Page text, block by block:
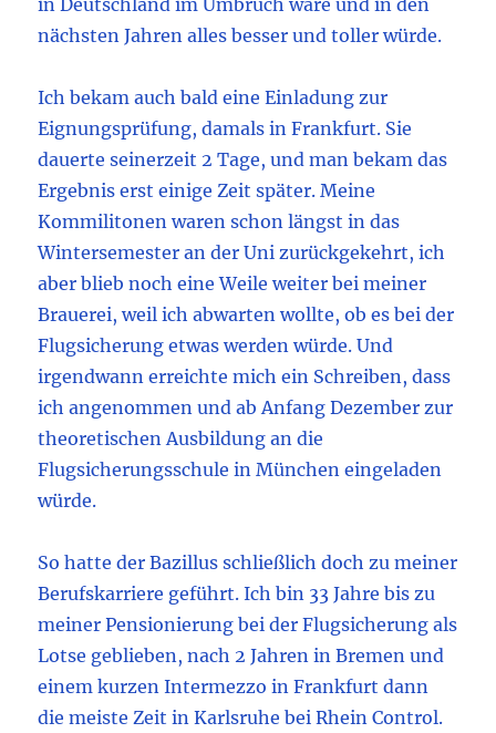
in Deutschland im Umbruch wäre und in den
nächsten Jahren alles besser und toller würde.
Ich bekam auch bald eine Einladung zur
Eignungsprüfung, damals in Frankfurt. Sie
dauerte seinerzeit 2 Tage, und man bekam das
Ergebnis erst einige Zeit später. Meine
Kommilitonen waren schon längst in das
Wintersemester an der Uni zurückgekehrt, ich
aber blieb noch eine Weile weiter bei meiner
Brauerei, weil ich abwarten wollte, ob es bei der
Flugsicherung etwas werden würde. Und
irgendwann erreichte mich ein Schreiben, dass
ich angenommen und ab Anfang Dezember zur
theoretischen Ausbildung an die
Flugsicherungsschule in München eingeladen
würde.
So hatte der Bazillus schließlich doch zu meiner
Berufskarriere geführt. Ich bin 33 Jahre bis zu
meiner Pensionierung bei der Flugsicherung als
Lotse geblieben, nach 2 Jahren in Bremen und
einem kurzen Intermezzo in Frankfurt dann
die meiste Zeit in Karlsruhe bei Rhein Control.